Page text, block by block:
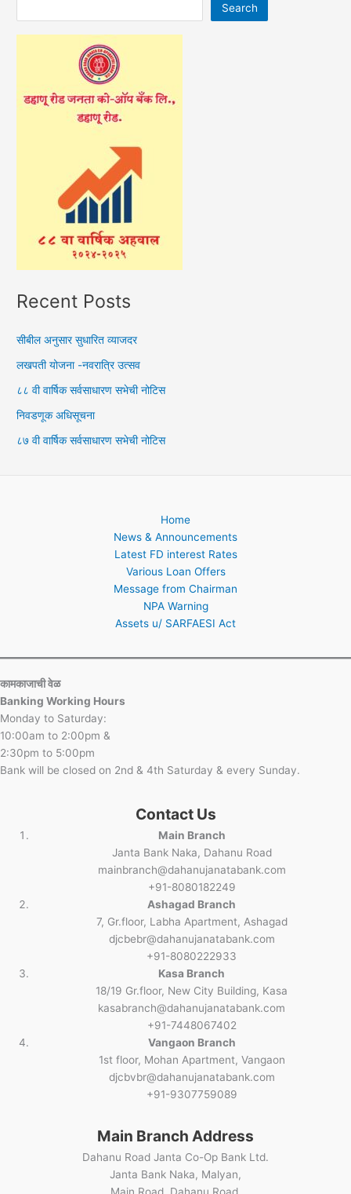
Search
Recent Posts
सीबील अनुसार सुधारित व्याजदर
लखपती योजना -नवरात्रि उत्सव
८८ वी वार्षिक सर्वसाधारण सभेची नोटिस
निवडणूक अधिसूचना
८७ वी वार्षिक सर्वसाधारण सभेची नोटिस
Home
News & Announcements
Latest FD interest Rates
Various Loan Offers
Message from Chairman
NPA Warning
Assets u/ SARFAESI Act
कामकाजाची वेळ
Banking Working Hours
Monday to Saturday:
10:00am to 2:00pm &
2:30pm to 5:00pm
Bank will be closed on 2nd & 4th Saturday & every Sunday.
Contact Us
Main Branch
Janta Bank Naka, Dahanu Road
mainbranch@dahanujanatabank.com
+91-8080182249
Ashagad Branch
7, Gr.floor, Labha Apartment, Ashagad
djcbebr@dahanujanatabank.com
+91-8080222933
Kasa Branch
18/19 Gr.floor, New City Building, Kasa
kasabranch@dahanujanatabank.com
+91-7448067402
Vangaon Branch
1st floor, Mohan Apartment, Vangaon
djcbvbr@dahanujanatabank.com
+91-9307759089
Main Branch Address
Dahanu Road Janta Co-Op Bank Ltd.
Janta Bank Naka, Malyan,
Main Road, Dahanu Road,